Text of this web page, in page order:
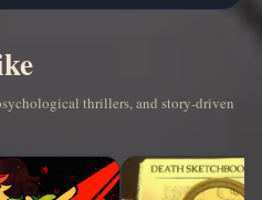
thrillers, and story-driven